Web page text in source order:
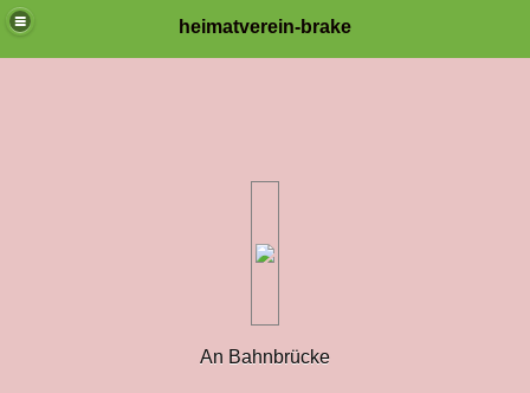
heimatverein-brake
An Bahnbrücke